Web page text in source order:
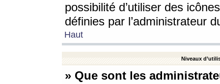
possibilité d’utiliser des
définies par l’administrateur
Haut
Niveaux
» Que sont les